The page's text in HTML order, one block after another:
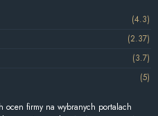
(4.3)
(2.37)
(3.7)
(5)
ocen firmy na wybranych portalach